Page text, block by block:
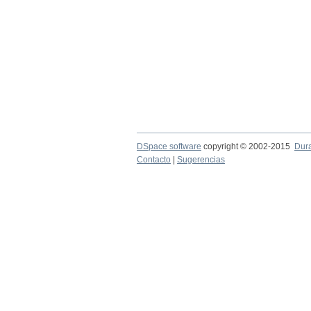
DSpace software copyright © 2002-2015
Contacto
Sugerencias